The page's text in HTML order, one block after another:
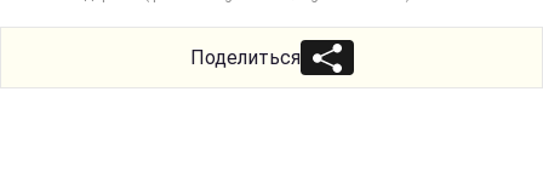
Поделиться